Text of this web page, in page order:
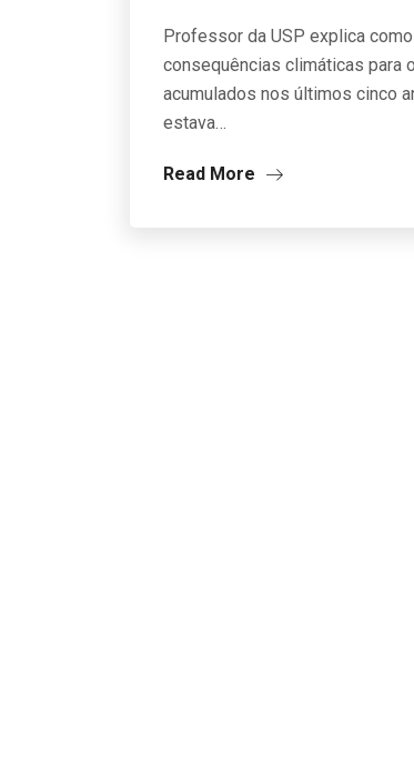
Professor da USP explica
consequências climáticas para
acumulados nos últimos cinco
estava…
Read More